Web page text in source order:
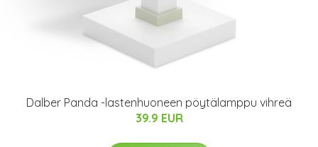
Dalber Panda -lastenhuoneen pöytälamppu vihreä
39.9 EUR